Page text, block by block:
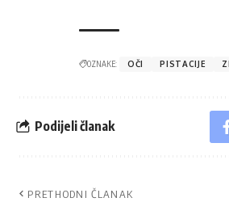
OZNAKE: OČI PISTACIJE
Podijeli članak
PRETHODNI ČLANAK